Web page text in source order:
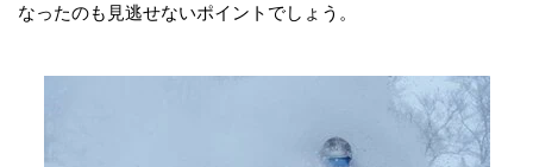
なったのも見逃せないポイントでしょう。